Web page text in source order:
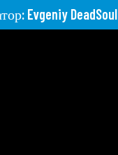
Evgeniy DeadSoul